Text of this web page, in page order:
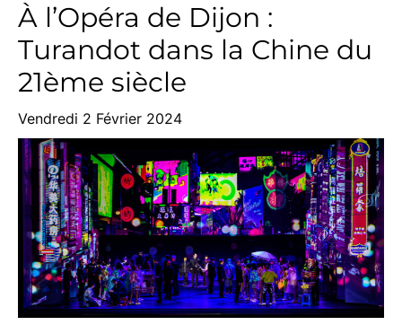
À l’Opéra de Dijon :
Turandot dans la Chine du
21ème siècle
Vendredi 2 Février 2024